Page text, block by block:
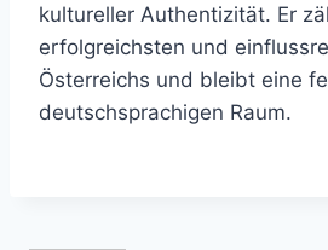
kultureller Authentizität. Er
erfolgreichsten und
Österreichs und bleibt eine
deutschsprachigen Raum.